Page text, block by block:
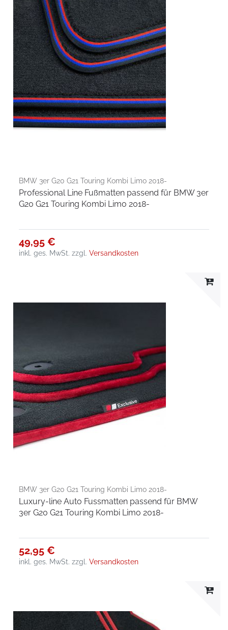
BMW 3er G20 G21 Touring Kombi Limo 2018-
Professional Line Fußmatten passend für BMW 3er
G20 G21 Touring Kombi Limo 2018-
49,95 €
inkl. ges. MwSt. zzgl.Versandkosten
BMW 3er G20 G21 Touring Kombi Limo 2018-
Luxury-line Auto Fussmatten passend für BMW
3er G20 G21 Touring Kombi Limo 2018-
52,95 €
inkl. ges. MwSt. zzgl.Versandkosten